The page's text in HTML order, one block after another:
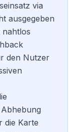
via
ausgegeben
nahtlos
den Nutzer
die Karte